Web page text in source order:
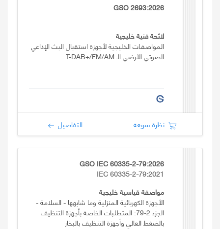
GSO 2693:2026
لائحة فنية خليجية
المواصفـات الخليجية لأجهزة استقبال البث الإذاعي
الصوتي الأرضي الـ T-DAB+/FM/AM
نظرة سريعة التفاصيل
GSO IEC 60335-2-79:2026
IEC 60335-2-79:2021
مواصفة قياسية خليجية
الأجهزة الكهربائية المنزلية وما شابهها - السلامة -
الجزء 2-79: المتطلبات الخاصة بأجهزة التنظيف
بالضغط العالي وأجهزة التنظيف بالبخار